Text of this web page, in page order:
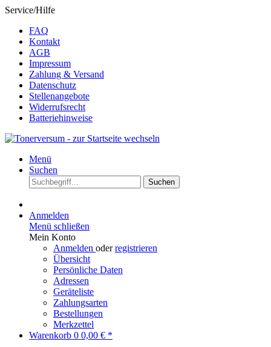
Service/Hilfe
FAQ
Kontakt
AGB
Impressum
Zahlung & Versand
Datenschutz
Stellenangebote
Widerrufsrecht
Batteriehinweise
Menü
Suchen
Suchen
Anmelden
Menü schließen
Mein Konto
Anmelden oderregistrieren
Übersicht
Persönliche Daten
Adressen
Geräteliste
Zahlungsarten
Bestellungen
Merkzettel
Warenkorb 0 0,00 € *